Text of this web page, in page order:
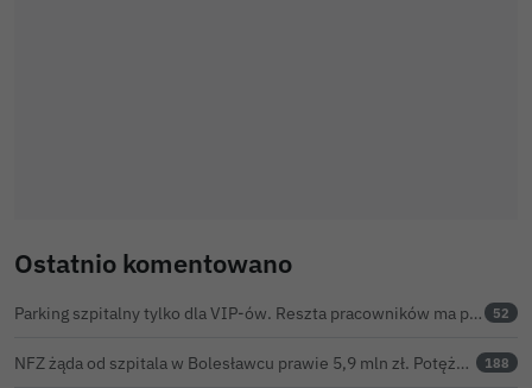
Ostatnio komentowano
Parking szpitalny tylko dla VIP-ów. Reszta pracowników ma parkować na bazarze 52
NFZ żąda od szpitala w Bolesławcu prawie 5,9 mln zł. Potężny cios po kontroli rozliczeń 188